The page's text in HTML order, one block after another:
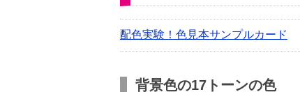
配色実験！色見本サンプルカード
背景色の17トーンの色